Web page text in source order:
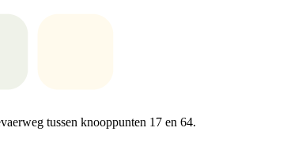
tussen knooppunten 17 en 64.